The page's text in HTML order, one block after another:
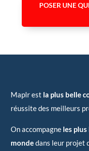
POSER UNE
Maplr est la plus belle
réussite des meilleurs
On accompagne les
mondedans leur projet